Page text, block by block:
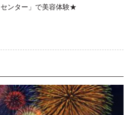
センター」で美容体験★